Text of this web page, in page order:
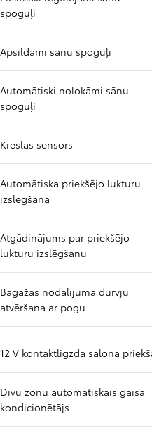
spoguļi
Apsildāmi sānu spoguļi
Automātiski nolokāmi sānu
spoguļi
Krēslas sensors
Automātiska priekšējo lukturu
izslēgšana
Atgādinājums par priekšējo
lukturu izslēgšanu
Bagāžas nodalījuma durvju
atvēršana ar pogu
12 V kontaktligzda salona
Divu zonu automātiskais gaisa
kondicionētājs